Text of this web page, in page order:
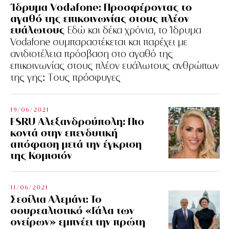
Ίδρυμα Vodafone: Προσφέροντας το
αγαθό της επικοινωνίας στους πλέον
ευάλωτους Εδώ και δέκα χρόνια, το Ίδρυμα
Vodafone συμπαραστέκεται και παρέχει με
ανιδιοτέλεια πρόσβαση στο αγαθό της
επικοινωνίας στους πλέον ευάλωτους ανθρώπων
της γης: Tους πρόσφυγες
19/06/2021
FSRU Αλεξανδρούπολη: Πιο
κοντά στην επενδυτική
απόφαση μετά την έγκριση
της Κομισιόν
11/06/2021
Σεσίλια Αλεμάνι: Το
σουρεαλιστικό «Γάλα των
ονείρων» εμπνέει την πρώτη